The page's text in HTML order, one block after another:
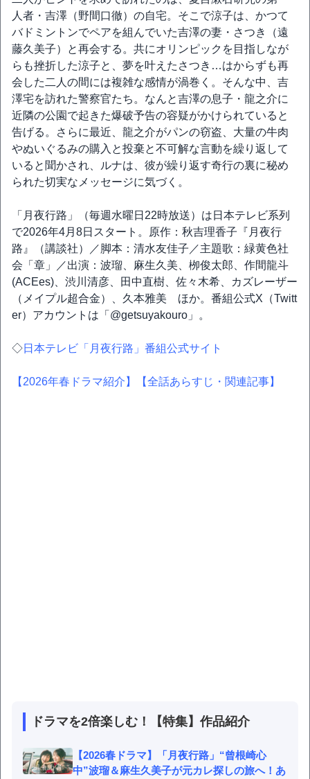
人者・吉澤（野間口徹）の自宅。そこで涼子は、かつて
バドミントンでペアを組んでいた吉澤の妻・さつき（遠
藤久美子）と再会する。共にオリンピックを目指しなが
らも挫折した涼子と、夢を叶えたさつき…はからずも再
会した二人の間には複雑な感情が渦巻く。そんな中、吉
澤宅を訪れた警察官たち。なんと吉澤の息子・龍之介に
近隣の公園で起きた爆破予告の容疑がかけられていると
告げる。さらに最近、龍之介がパンの窃盗、大量の牛肉
やぬいぐるみの購入と投棄と不可解な言動を繰り返して
いると聞かされ、ルナは、彼が繰り返す奇行の裏に秘め
られた切実なメッセージに気づく。
「月夜行路」（毎週水曜日22時放送）は日本テレビ系列
で2026年4月8日スタート。原作：秋吉理香子『月夜行
路』（講談社）／脚本：清水友佳子／主題歌：緑黄色社
会「章」／出演：波瑠、麻生久美、栁俊太郎、作間龍斗
(ACEes)、渋川清彦、田中直樹、佐々木希、カズレーザー
（メイプル超合金）、久本雅美 ほか。番組公式X（Twitt
er）アカウントは「@getsuyakouro」。
◇日本テレビ「月夜行路」番組公式サイト
【2026年春ドラマ紹介】 【全話あらすじ・関連記事】
ドラマを2倍楽しむ！【特集】作品紹介
【2026春ドラマ】「月夜行路」“曾根崎心
中”波瑠＆麻生久美子が元カレ探しの旅へ！あ